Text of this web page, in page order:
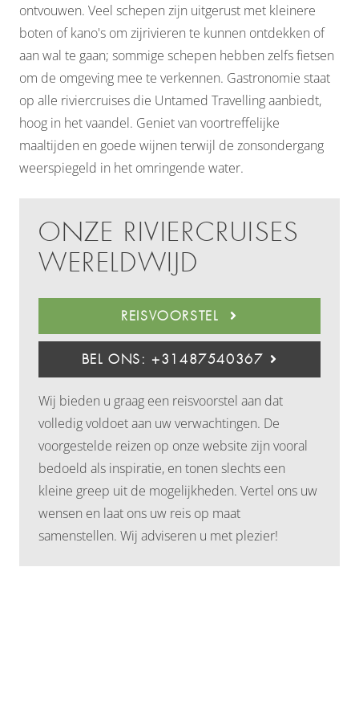
ontvouwen. Veel schepen zijn uitgerust met kleinere
boten of kano's om zijrivieren te kunnen ontdekken of
aan wal te gaan; sommige schepen hebben zelfs fietsen
om de omgeving mee te verkennen. Gastronomie staat
op alle riviercruises die Untamed Travelling aanbiedt,
hoog in het vaandel. Geniet van voortreffelijke
maaltijden en goede wijnen terwijl de zonsondergang
weerspiegeld in het omringende water.
ONZE RIVIERCRUISES
WERELDWIJD
REISVOORSTEL
BEL ONS: +31487540367
Wij bieden u graag een reisvoorstel aan dat
volledig voldoet aan uw verwachtingen. De
voorgestelde reizen op onze website zijn vooral
bedoeld als inspiratie, en tonen slechts een
kleine greep uit de mogelijkheden. Vertel ons uw
wensen en laat ons uw reis op maat
samenstellen. Wij adviseren u met plezier!